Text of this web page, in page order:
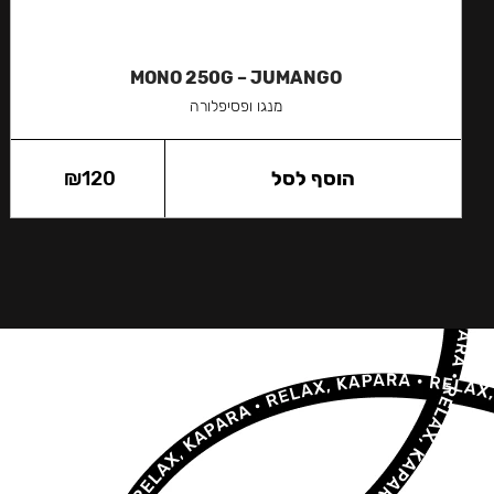
MONO 250G – JUMANGO
מנגו ופסיפלורה
₪120 הוסף לסל